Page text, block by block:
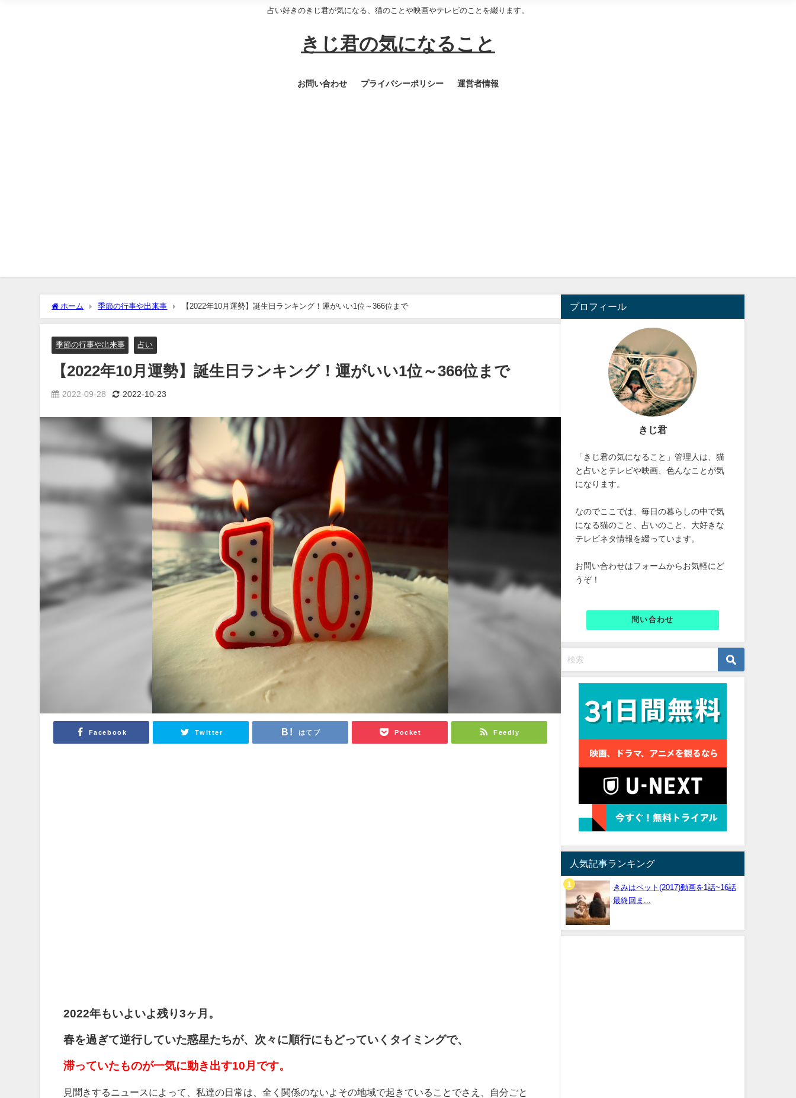
占い好きのきじ君が気になる、猫のことや映画やテレビのことを綴ります。
きじ君の気になること
お問い合わせ プライバシーポリシー 運営者情報
ホーム 季節の行事や出来事 【2022年10月運勢】誕生日ランキング！運がいい1位～366位まで
季節の行事や出来事 占い
【2022年10月運勢】誕生日ランキング！運がいい1位～366位まで
2022-09-28 2022-10-23
Facebook Twitter はてブ Pocket Feedly
2022年もいよいよ残り3ヶ月。
春を過ぎて逆行していた惑星たちが、次々に順行にもどっていくタイミングで、
滞っていたものが一気に動き出す10月です。
見聞きするニュースによって、私達の日常は、全く関係のないよその地域で起きていることでさえ、自分ごと
プロフィール
きじ君
「きじ君の気になること」管理人は、猫
と占いとテレビや映画、色んなことが気
になります。
なのでここでは、毎日の暮らしの中で気
になる猫のこと、占いのこと、大好きな
テレビネタ情報を綴っています。
お問い合わせはフォームからお気軽にど
うぞ！
問い合わせ
人気記事ランキング
きみはペット(2017)動画を1話~16話
最終回ま...